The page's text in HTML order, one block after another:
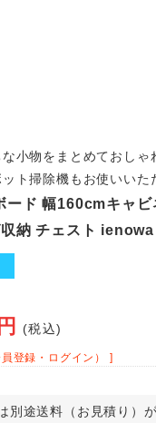
小物をまとめておし
ト掃除機もお使いいた
ード 幅160cmキャ
納 チェスト ienowa
(税込)
登録・ログイン） ]
別途送料（お見積り）